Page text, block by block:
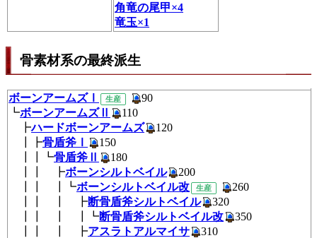
角竜の尾甲×4
竜玉×1
骨素材系の最終派生
ボーンアームズⅠ 生産
90
┗ボーンアームズⅡ
110
┣ハードボーンアームズ
120
┃┣骨盾斧Ⅰ
150
┃┃┗骨盾斧Ⅱ
180
┃┃ ┣ボーンシルトベイル
200
┃┃ ┃┗ボーンシルトベイル改 生産
┃┃ ┃ ┣断骨盾斧シルトベイル
320
┃┃ ┃ ┃┗断骨盾斧シルトベイル改
┃┃ ┃ ┣アスラトアルマイサ
310